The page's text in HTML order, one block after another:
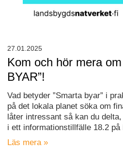
Kom och hör mera
BYAR”!
Vad betyder ”Smarta byar” i
på det lokala planet söka om
låter intressant så kan du
i ett informationstillfälle 18.2
Läs mera »
27.01.2025